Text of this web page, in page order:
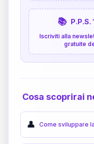
📚
Iscriviti alla
gratuite
Cosa scoprirai
👤 Come sviluppare